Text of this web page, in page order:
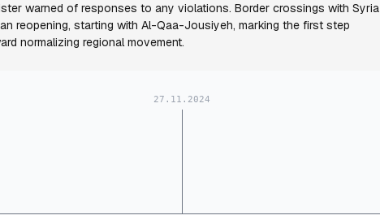
warned of responses to any violations. Border crossings with Syria
reopening, starting with Al-Qaa-Jousiyeh, marking the first step
normalizing regional movement.
27.11.2024